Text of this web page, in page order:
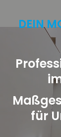
DEIN
für